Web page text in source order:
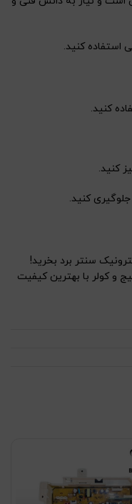
استفاده کنید.
کنید.
کنید.
کنید.
سنتر برد بخرید!
و کولر با بهترین کیفیت